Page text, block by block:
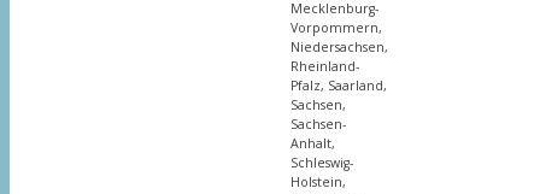
Mecklenburg-
Vorpommern,
Niedersachsen,
Rheinland-
Pfalz, Saarland,
Sachsen,
Sachsen-
Anhalt,
Schleswig-
Holstein,